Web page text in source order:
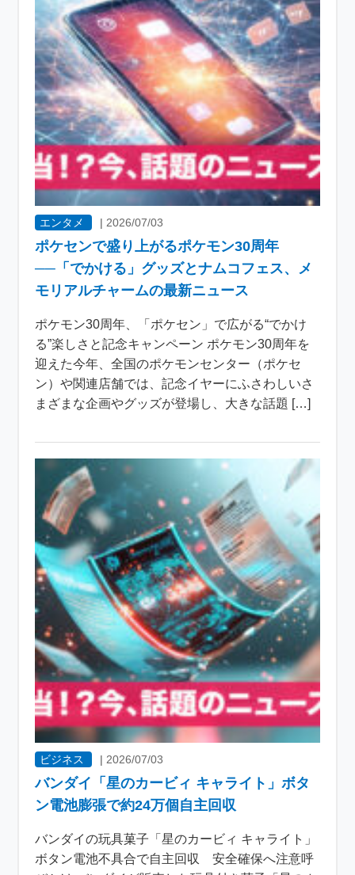
エンタメ | 2026/07/03
ポケセンで盛り上がるポケモン30周年
──「でかける」グッズとナムコフェス、メ
モリアルチャームの最新ニュース
ポケモン30周年、「ポケセン」で広がる“でかけ
る”楽しさと記念キャンペーン ポケモン30周年を
迎えた今年、全国のポケモンセンター（ポケセ
ン）や関連店舗では、記念イヤーにふさわしいさ
まざまな企画やグッズが登場し、大きな話題 […]
ビジネス | 2026/07/03
バンダイ「星のカービィ キャライト」ボタ
ン電池膨張で約24万個自主回収
バンダイの玩具菓子「星のカービィ キャライト」
ボタン電池不具合で自主回収 安全確保へ注意呼